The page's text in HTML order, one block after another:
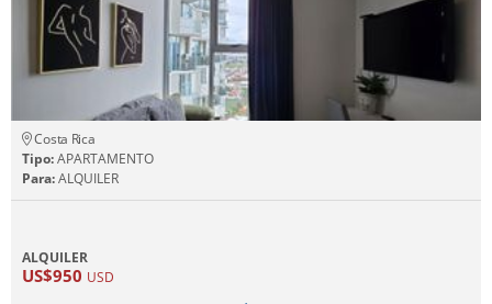
Costa Rica
Tipo:APARTAMENTO
Para:ALQUILER
ALQUILER
US$950 USD